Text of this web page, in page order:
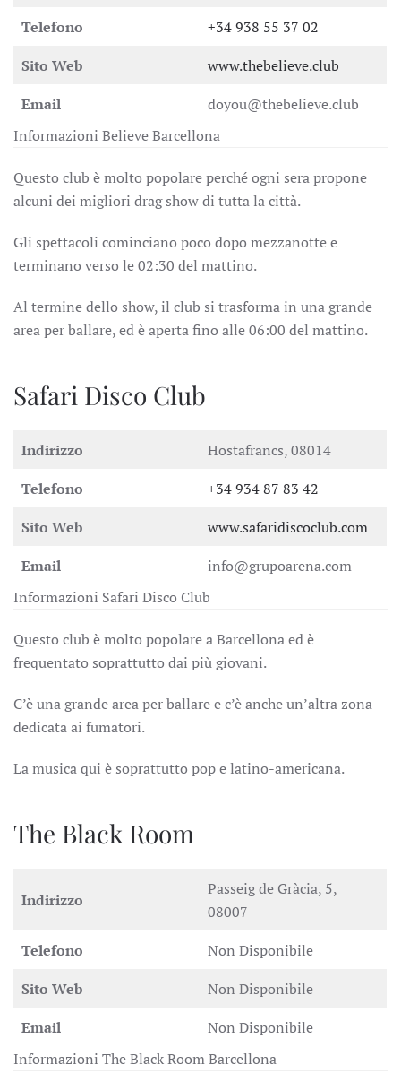
Telefono
+34 938 55 37 02
Sito Web
www.thebelieve.club
Email
doyou@thebelieve.club
Informazioni Believe Barcellona
Questo club è molto popolare perché ogni sera propone
alcuni dei migliori drag show di tutta la città.
Gli spettacoli cominciano poco dopo mezzanotte e
terminano verso le 02:30 del mattino.
Al termine dello show, il club si trasforma in una grande
area per ballare, ed è aperta fino alle 06:00 del mattino.
Safari Disco Club
Indirizzo
Hostafrancs, 08014
Telefono
+34 934 87 83 42
Sito Web
www.safaridiscoclub.com
Email
info@grupoarena.com
Informazioni Safari Disco Club
Questo club è molto popolare a Barcellona ed è
frequentato soprattutto dai più giovani.
C’è una grande area per ballare e c’è anche un’altra zona
dedicata ai fumatori.
La musica qui è soprattutto pop e latino-americana.
The Black Room
Indirizzo
Passeig de Gràcia, 5,
08007
Telefono
Non Disponibile
Sito Web
Non Disponibile
Email
Non Disponibile
Informazioni The Black Room Barcellona